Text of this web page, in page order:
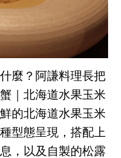
麼？阿謙料理長把
｜北海道水果玉米
的北海道水果玉米
型態呈現，搭配上
，以及自製的松露